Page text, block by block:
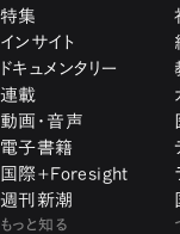
特集
インサイト
ドキュメンタリー
連載
動画・音声
電子書籍
国際+Foresight
週刊新潮
もっと知る